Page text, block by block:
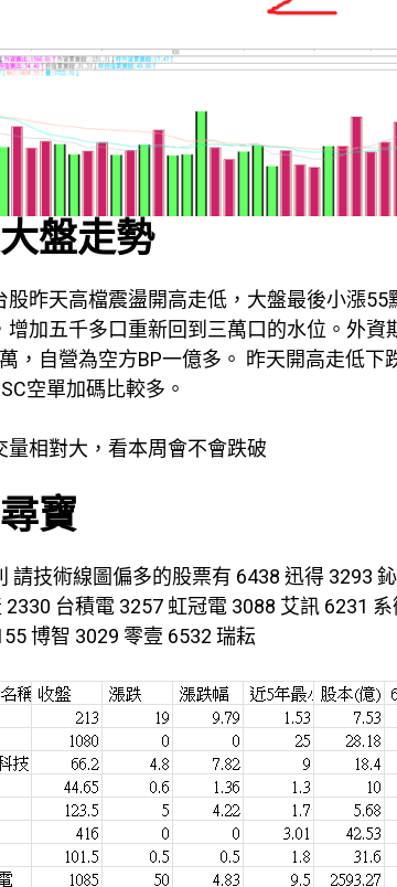
盤走勢
股昨天高檔震盪開高走低，大盤最後小漲
增加五千多口重新回到三萬口的水位。外
，自營為空方BP一億多。 昨天開高走低下
空單加碼比較多。
量相對大，看本周會不會跌破
寶
請技術線圖偏多的股票有 6438 迅得 3293
2330 台積電 3257 虹冠電 3088 艾訊 6231
博智 3029 零壹 6532 瑞耘